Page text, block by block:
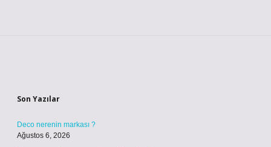
Son Yazılar
Deco nerenin markası ?
Ağustos 6, 2026